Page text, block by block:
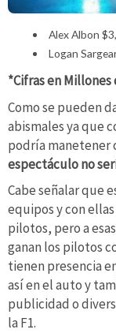
Alex Albon
Logan
*Cifras en Millones
Como se pueden
abismales ya que
podría manetener
espectáculo no
Cabe señalar que
equipos y con
pilotos, pero a
ganan los pilotos
tienen presencia
así en el auto y
publicidad o
la F1.